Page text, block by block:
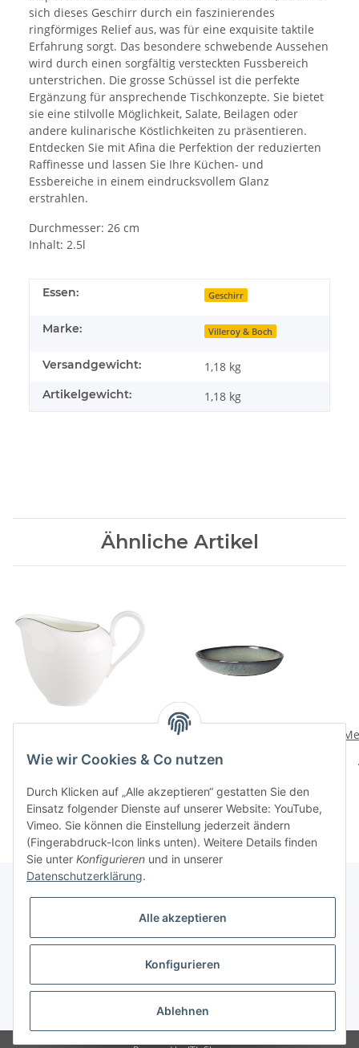
sich dieses Geschirr durch ein faszinierendes
ringförmiges Relief aus, was für eine exquisite taktile
Erfahrung sorgt. Das besondere schwebende Aussehen
wird durch einen sorgfältig versteckten Fussbereich
unterstrichen. Die grosse Schüssel ist die perfekte
Ergänzung für ansprechende Tischkonzepte. Sie bietet
sie eine stilvolle Möglichkeit, Salate, Beilagen oder
andere kulinarische Köstlichkeiten zu präsentieren.
Entdecken Sie mit Afina die Perfektion der reduzierten
Raffinesse und lassen Sie Ihre Küchen- und
Essbereiche in einem eindrucksvollem Glanz
erstrahlen.
Durchmesser: 26 cm
Inhalt: 2.5l
Essen: Geschirr
Marke: Villeroy & Boch
Versandgewicht: 1,18 kg
Artikelgewicht: 1,18 kg
Ähnliche Artikel
Milchkaennchen 6 Pers.
84,90 CHF*
Lave gris Schale flach
29,90 CHF
Gesetzliche Informationen
* Alle Preise inkl. gesetzlicher USt., zzgl.Versand
Wie wir Cookies & Co nutzen
Durch Klicken auf „Alle akzeptieren“ gestatten Sie den
Einsatz folgender Dienste auf unserer Website: YouTube,
Vimeo. Sie können die Einstellung jederzeit ändern
(Fingerabdruck-Icon links unten). Weitere Details finden
Sie unter Konfigurieren und in unserer
Datenschutzerklärung.
Alle akzeptieren
Konfigurieren
Ablehnen